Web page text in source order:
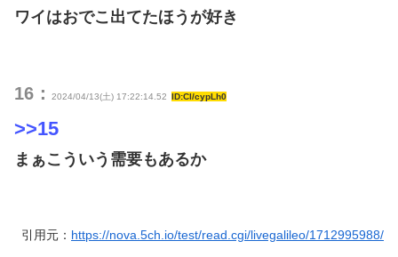
ワイはおでこ出てたほうが好き
16： 2024/04/13(土) 17:22:14.52 ID:Cl/cypLh0
>>15
まぁこういう需要もあるか
引用元： https://nova.5ch.io/test/read.cgi/livegalileo/1712995988/